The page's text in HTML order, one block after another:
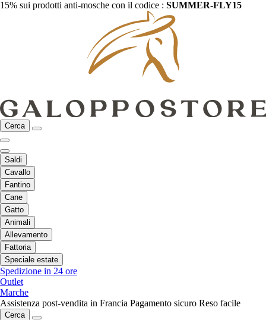
15% sui prodotti anti-mosche con il codice : SUMMER-FLY15
Cerca
Saldi
Cavallo
Fantino
Cane
Gatto
Animali
Allevamento
Fattoria
Speciale estate
Spedizione in 24 ore
Outlet
Marche
Assistenza post-vendita in Francia Pagamento sicuro Reso facile
Cerca